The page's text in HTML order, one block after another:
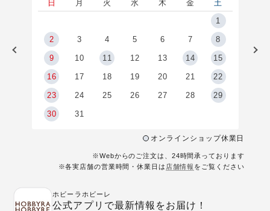
日 月 火 水 木 金
土
1
2 3 4 5 6 7 8
9 10 11 12 13 14 15
16 17 18 19 20 21 22
23 24 25 26 27 28 29
30 31
オンラインショップ休業日
※Webからのご注文は、24時間承っております
※各実店舗の営業時間・休業日は 店舗情報 をご覧ください
ホビーラホビーレ
公式アプリで最新情報をお届け！